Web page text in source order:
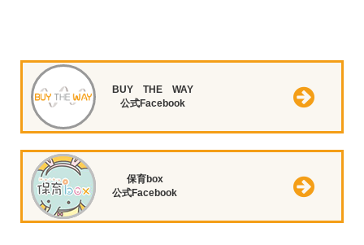
BUY THE WAY
公式Facebook
保育box
公式Facebook